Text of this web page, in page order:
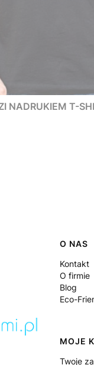
NADRUKIEM T-
Linki
O NAS
Kontakt
O firmie
Blog
Eco-
MOJE
Twoje